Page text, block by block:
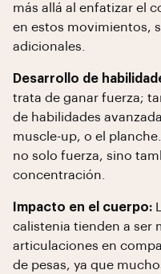
más allá al enfatizar el
en estos movimientos,
adicionales.
Desarrollo de
trata de ganar fuerza;
de habilidades
muscle-up, o el
no solo fuerza, sino
concentración.
Impacto en el cuerpo:
calistenia tienden a ser
articulaciones en
de pesas, ya que